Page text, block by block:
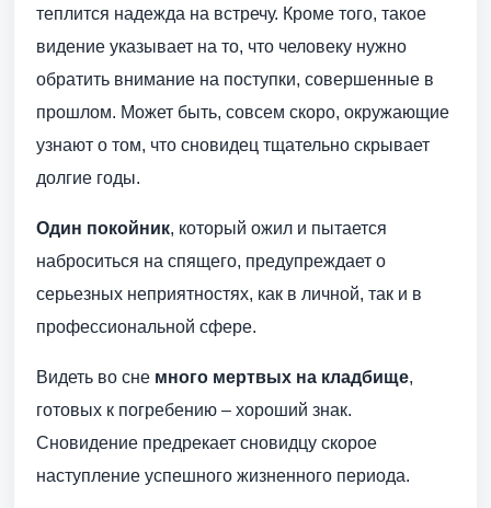
теплится надежда на встречу. Кроме того, такое
видение указывает на то, что человеку нужно
обратить внимание на поступки, совершенные в
прошлом. Может быть, совсем скоро, окружающие
узнают о том, что сновидец тщательно скрывает
долгие годы.
Один покойник, который ожил и пытается
наброситься на спящего, предупреждает о
серьезных неприятностях, как в личной, так и в
профессиональной сфере.
Видеть во сне много мертвых на кладбище,
готовых к погребению – хороший знак.
Сновидение предрекает сновидцу скорое
наступление успешного жизненного периода.